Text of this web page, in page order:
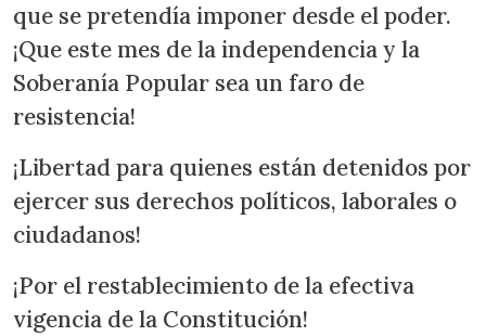
que se pretendía imponer desde el poder.
¡Que este mes de la independencia y la
Soberanía Popular sea un faro de
resistencia!
¡Libertad para quienes están detenidos por
ejercer sus derechos políticos, laborales o
ciudadanos!
¡Por el restablecimiento de la efectiva
vigencia de la Constitución!